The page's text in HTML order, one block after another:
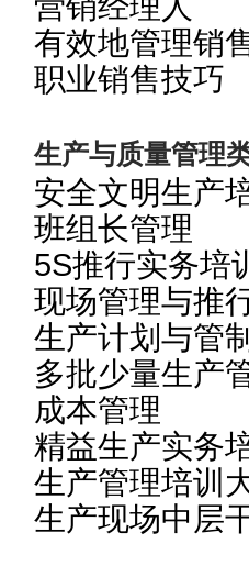
有效地管理销
职业销售技巧
生产与质量管理
安全文明生产
班组长管理
5S推行实务培
现场管理与推
生产计划与管
多批少量生产
成本管理
精益生产实务
生产管理培训
生产现场中层